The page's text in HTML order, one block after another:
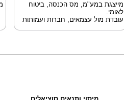
מייצגת במע"מ, מס הכנסה, ביטוח
לאומי.
עובדת מול עצמאים, חברות ועמותות